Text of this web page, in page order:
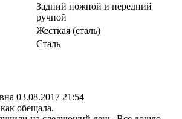
Задний ножной и передний
ручной
Жесткая (сталь)
Сталь
03.08.2017 21:54
обещала.